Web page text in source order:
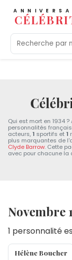
Aujourd'hui
Qui est mort en 1934
personnalités
acteurs, 1 sportifs et 1
plus marquantes de
Clyde Barrow. Cette
avec pour chacune la
Novembre
1 personnalité
30 nov
Hélène Boucher